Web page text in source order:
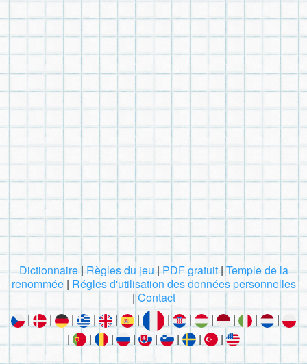
Dictionnaire|Règles du jeu|PDF gratuit|Temple de la
renommée| Régles d'utilisation des données personnelles
|Contact
|
| | | | | | | | | |
|
|
| | | | | | |